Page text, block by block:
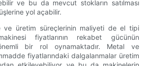
ve bu da mevcut stokların satılması
yol açabilir.
ve üretim süreçlerinin maliyeti de el tipi
fiyatlarının rekabet gücünün
bir rol oynamaktadır. Metal ve
fiyatlarındaki dalgalanmalar üretim